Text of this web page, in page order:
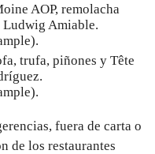
AOP, remolacha
Ludwig Amiable.
trufa, piñones y Tête
fuera de carta o
de los restaurantes